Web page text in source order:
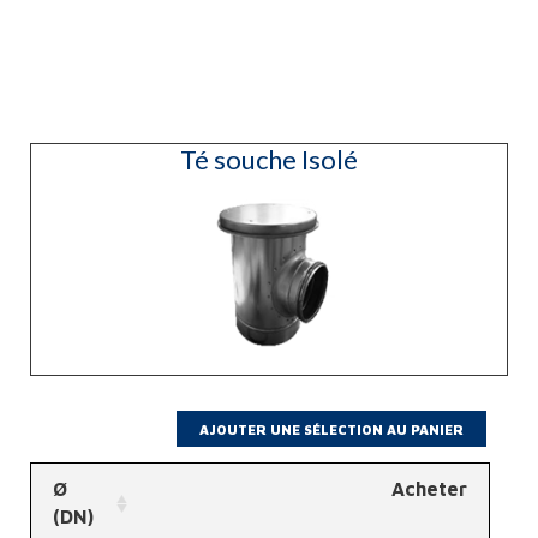
Té souche Isolé
Ø
(DN)
Acheter